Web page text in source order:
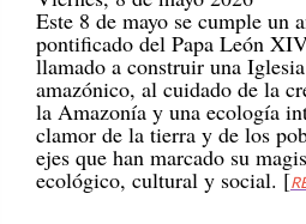
pontificado del Papa León
llamado a construir una
amazónico, al cuidado de la
la Amazonía y una ecología
clamor de la tierra y de los
ejes que han marcado su
ecológico, cultural y social. [